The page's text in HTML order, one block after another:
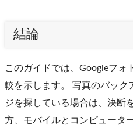
結論
このガイドでは、Googleフォ
較を示します。 写真のバック
ジを探している場合は、決断
方、モバイルとコンピュータ